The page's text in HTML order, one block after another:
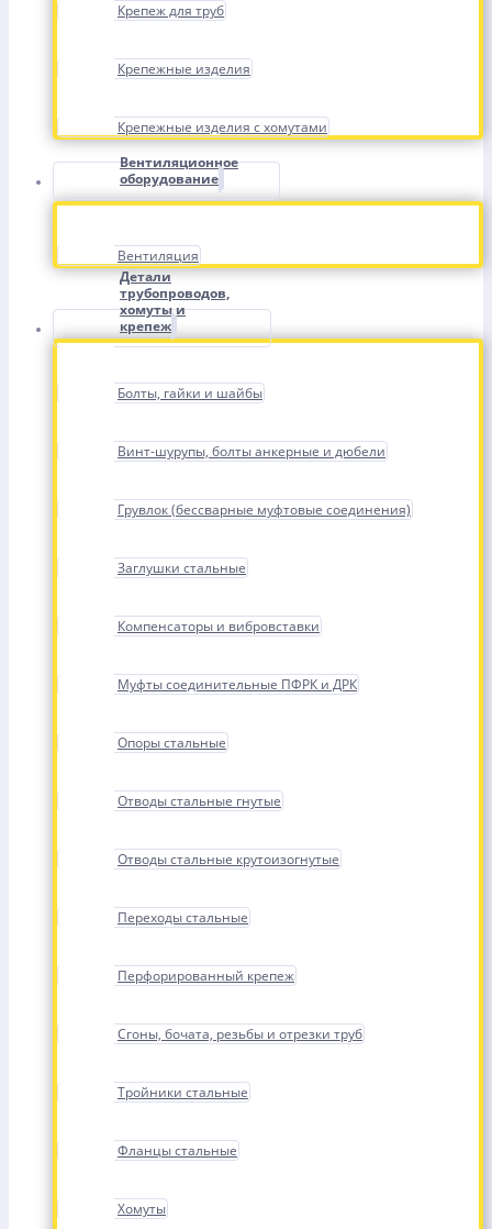
Крепеж для труб
Крепежные изделия
Крепежные изделия с хомутами
Вентиляционное
оборудование
Вентиляция
Детали
трубопроводов,
хомуты и
крепеж
Болты, гайки и шайбы
Винт-шурупы, болты анкерные и дюбели
Грувлок (бессварные муфтовые соединения)
Заглушки стальные
Компенсаторы и вибровставки
Муфты соединительные ПФРК и ДРК
Опоры стальные
Отводы стальные гнутые
Отводы стальные крутоизогнутые
Переходы стальные
Перфорированный крепеж
Сгоны, бочата, резьбы и отрезки труб
Тройники стальные
Фланцы стальные
Хомуты